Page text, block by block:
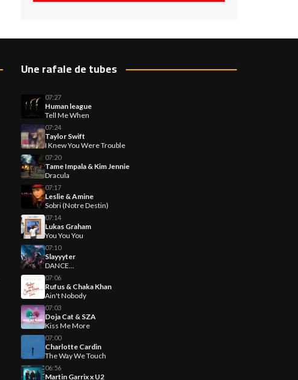
Une rafale de tubes
07:27
Human league
Tell Me When
07:24
Taylor Swift
I Knew You Were Trouble
07:20
Tame Impala & Kim Jennie
Dracula
07:17
Leslie & Amine
Sobri (Notre Destin)
07:14
Lukas Graham
You You You
07:10
Slayyyter
DANCE...
07:06
Rufus & Chaka Khan
Ain't Nobody
07:03
Doja Cat & SZA
Kiss Me More
07:00
Charlotte Cardin
The Way We Touch
06:56
Martin Garrix x U2